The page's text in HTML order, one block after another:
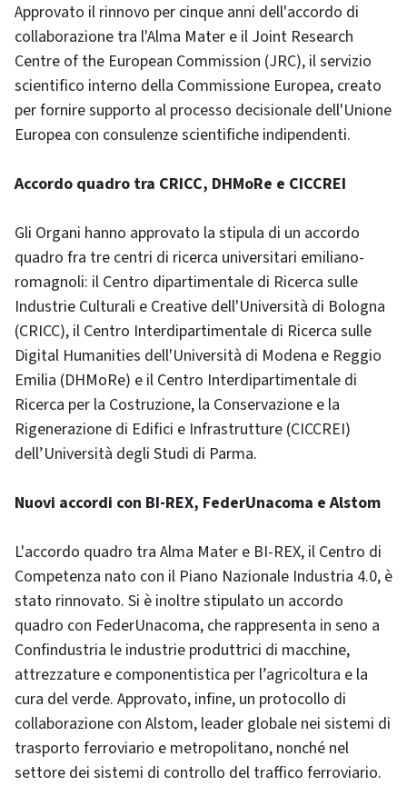
Approvato il rinnovo per cinque anni dell'accordo di
collaborazione tra l'Alma Mater e il Joint Research
Centre of the European Commission (JRC), il servizio
scientifico interno della Commissione Europea, creato
per fornire supporto al processo decisionale dell'Unione
Europea con consulenze scientifiche indipendenti.
Accordo quadro tra CRICC, DHMoRe e CICCREI
Gli Organi hanno approvato la stipula di un accordo
quadro fra tre centri di ricerca universitari emiliano-
romagnoli: il Centro dipartimentale di Ricerca sulle
Industrie Culturali e Creative dell'Università di Bologna
(CRICC), il Centro Interdipartimentale di Ricerca sulle
Digital Humanities dell'Università di Modena e Reggio
Emilia (DHMoRe) e il Centro Interdipartimentale di
Ricerca per la Costruzione, la Conservazione e la
Rigenerazione di Edifici e Infrastrutture (CICCREI)
dell’Università degli Studi di Parma.
Nuovi accordi con BI-REX, FederUnacoma e Alstom
L'accordo quadro tra Alma Mater e BI-REX, il Centro di
Competenza nato con il Piano Nazionale Industria 4.0, è
stato rinnovato. Si è inoltre stipulato un accordo
quadro con FederUnacoma, che rappresenta in seno a
Confindustria le industrie produttrici di macchine,
attrezzature e componentistica per l’agricoltura e la
cura del verde. Approvato, infine, un protocollo di
collaborazione con Alstom, leader globale nei sistemi di
trasporto ferroviario e metropolitano, nonché nel
settore dei sistemi di controllo del traffico ferroviario.